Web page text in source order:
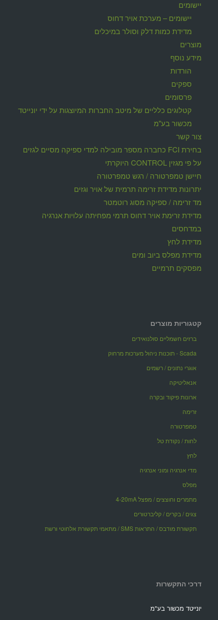
יישומים
יישומים – מערכת אויר דחוס
מדידת כמות דלק וסולר במיכלים
מוצרים
מידע נוסף
הורדות
ספקים
פרסומים
קטלוגים כלליים של מיטב החברות המיוצגות על ידי יונייטד
מכשור בע"מ
צור קשר
בחירת FCI כחברה מספר מובילה למדי ספיקה מסיים לגזים
על פי מגזין CONTROL היוקרתי
חיישן טמפרטורה / רגש טמפרטורה
יתרונות מדידת זרימה תרמית של אויר וגזים
מד זרימה / ספיקה מסוג רוטמטר
מדידת זרימת אויר דחוס תרמי מפחיתה עלויות אנרגיה
במדחסים
מדידת לחץ
מדידת מפלס ביוב ומים
מפסקים תרמיים
קטגוריות מוצרים
ברזים חשמליים סולנואידים
Scada - תוכנות ניהול מערכות מרחוק
אוגרי נתונים / רשמים
אנאליטיקה
ארונות פיקוד ובקרה
זרימה
טמפרטורה
לחות / נקודת טל
לחץ
מדי אנרגיה ומוני אנרגיה
מפלס
מתמרים וחוצצים / מפצל 4-20mA
צגים / בקרים / קליברטורים
תקשורת מודבס / התראות SMS / מתאמי תקשורת אלחוטי ורשת
דרכי התקשרות
יונייטד מכשור בע"מ